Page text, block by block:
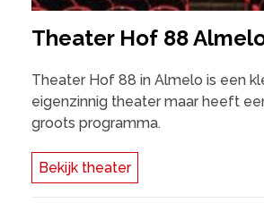
Theater Hof 88
Theater Hof 88 in Almelo is een
eigenzinnig theater maar heeft
groots programma.
Bekijk theater